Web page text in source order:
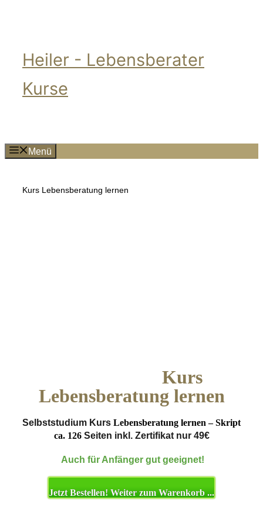
Heiler - Lebensberater
Kurse
Menü
Kurs Lebensberatung lernen
Kurs
Lebensberatung lernen
Selbststudium Kurs Lebensberatung lernen– Skript
ca. 126Seiten inkl. Zertifikat nur 49€
Auch für Anfänger gut geeignet!
Jetzt Bestellen! Weiter zum Warenkorb ...